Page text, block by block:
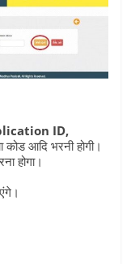
ID,
कोड आदि भरनी होगी।
होगा।